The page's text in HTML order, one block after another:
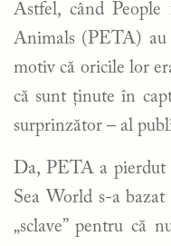
Astfel, când
Animals (PETA) au
motiv că oricile lor
că sunt ținute în
surprinzător – al
Da, PETA a pierdut
Sea World s-a
„sclave” pentru că